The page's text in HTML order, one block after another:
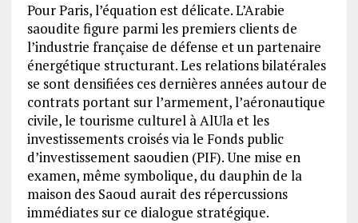
Pour Paris, l’équation est délicate. L’Arabie
saoudite figure parmi les premiers clients de
l’industrie française de défense et un partenaire
énergétique structurant. Les relations bilatérales
se sont densifiées ces dernières années autour de
contrats portant sur l’armement, l’aéronautique
civile, le tourisme culturel à AlUla et les
investissements croisés via le Fonds public
d’investissement saoudien (PIF). Une mise en
examen, même symbolique, du dauphin de la
maison des Saoud aurait des répercussions
immédiates sur ce dialogue stratégique.